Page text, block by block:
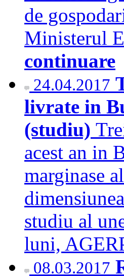
de
Ministerul
continuare
24.04.2017
livrate in
(studiu)
acest an in
marginase
studiu al
luni,
08.03.2017